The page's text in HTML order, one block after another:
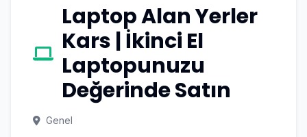
Laptop Alan Yerler
Kars | İkinci El
Laptopunuzu
Değerinde Satın
Genel